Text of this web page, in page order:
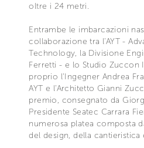
oltre i 24 metri.
Entrambe le imbarcazioni
collaborazione tra l'AYT -
Technology, la Divisione
Ferretti - e lo Studio Zuccon
proprio l'Ingegner Andrea
AYT e l'Architetto Gianni
premio, consegnato da
Presidente Seatec Carrara
numerosa platea composta
del design, della cantieristica